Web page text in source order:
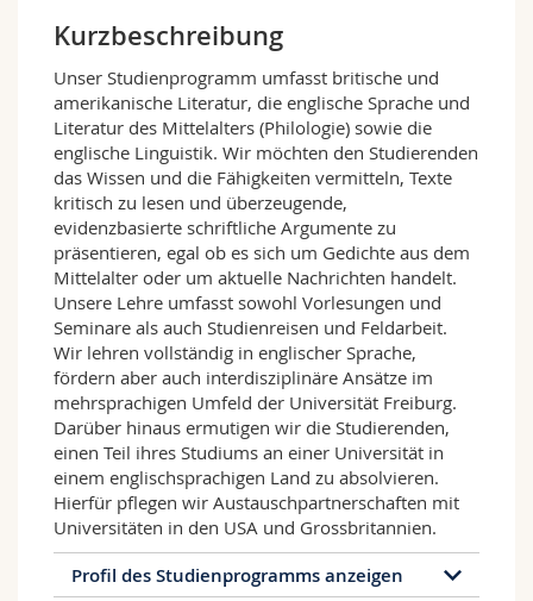
Interfakultär
Doktorierende
Vorlesungsverzeichnis
MyUnifr
Kurzbeschreibung
Unser Studienprogramm umfasst britische und
amerikanische Literatur, die englische Sprache und
Literatur des Mittelalters (Philologie) sowie die
englische Linguistik. Wir möchten den Studierenden
das Wissen und die Fähigkeiten vermitteln, Texte
kritisch zu lesen und überzeugende,
evidenzbasierte schriftliche Argumente zu
präsentieren, egal ob es sich um Gedichte aus dem
Mittelalter oder um aktuelle Nachrichten handelt.
Unsere Lehre umfasst sowohl Vorlesungen und
Seminare als auch Studienreisen und Feldarbeit.
Wir lehren vollständig in englischer Sprache,
fördern aber auch interdisziplinäre Ansätze im
mehrsprachigen Umfeld der Universität Freiburg.
Darüber hinaus ermutigen wir die Studierenden,
einen Teil ihres Studiums an einer Universität in
einem englischsprachigen Land zu absolvieren.
Hierfür pflegen wir Austauschpartnerschaften mit
Universitäten in den USA und Grossbritannien.
Profil des Studienprogramms anzeigen